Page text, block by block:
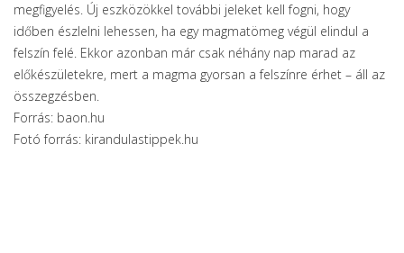
megfigyelés. Új eszközökkel további jeleket kell fogni, hogy
időben észlelni lehessen, ha egy magmatömeg végül elindul a
felszín felé. Ekkor azonban már csak néhány nap marad az
előkészületekre, mert a magma gyorsan a felszínre érhet – áll az
összegzésben.
Forrás: baon.hu
Fotó forrás: kirandulastippek.hu